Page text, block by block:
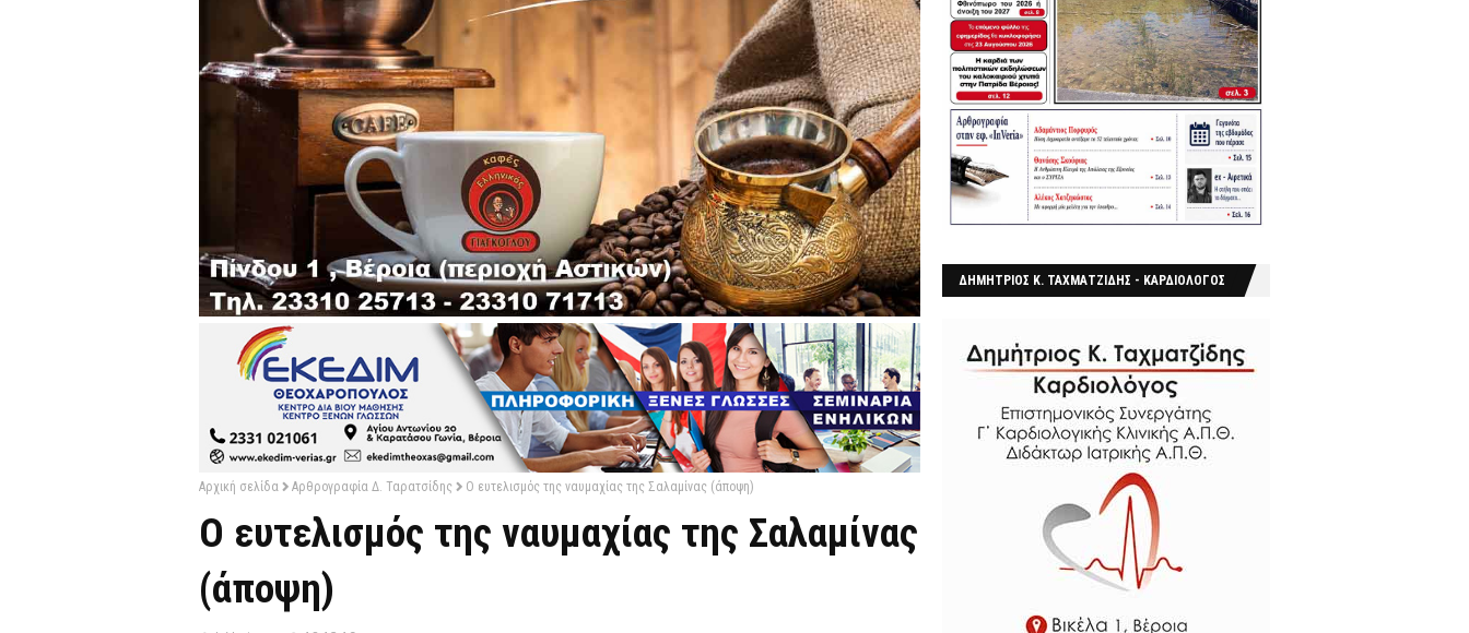
Αρχική σελίδα Αρθρογραφία Δ. Ταρατσίδης Ο ευτελισμός της ναυμαχίας της Σαλαμίνας (άποψη)
Ο ευτελισμός της ναυμαχίας της Σαλαμίνας
(άποψη)
ΔΗΜΗΤΡΙΟΣ Κ. ΤΑΧΜΑΤΖΙΔΗΣ - ΚΑΡΔΙΟΛΟΓΟΣ